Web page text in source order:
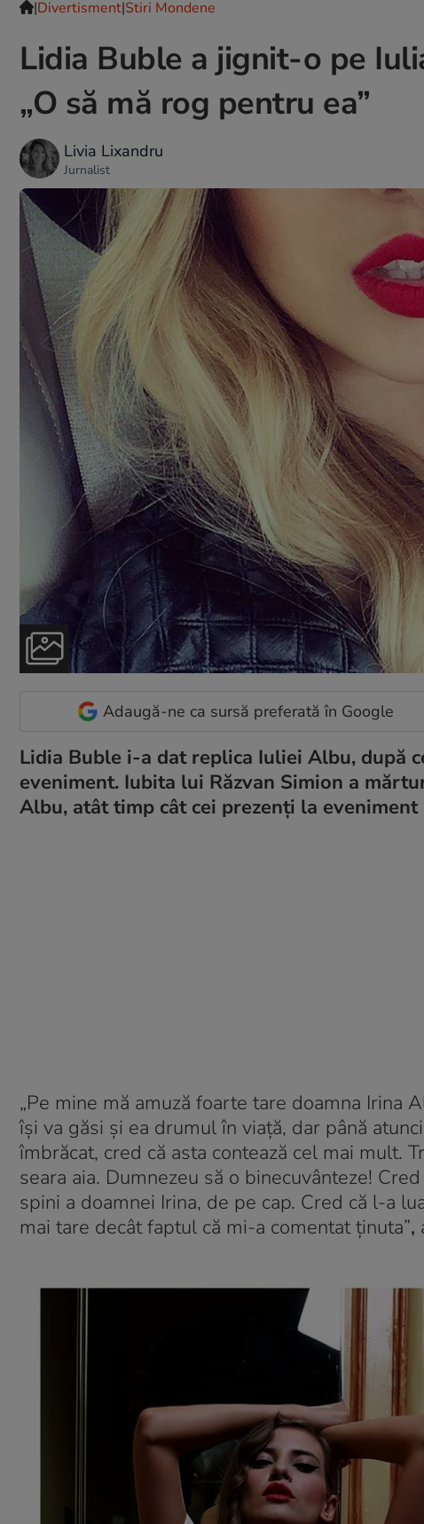
|Divertisment|Stiri Mondene
Lidia Buble a jignit-o pe
„O să mă rog pentru ea”
Livia Lixandru
Jurnalist
Adaugă-ne ca sursă preferată în Google
Lidia Buble i-a dat replica Iuliei Albu, după
eveniment. Iubita lui Răzvan Simion a
Albu, atât timp cât cei prezenţi la
„Pe mine mă amuză foarte tare doamna Irina
îşi va găsi şi ea drumul în viaţă, dar până
îmbrăcat, cred că asta contează cel mai mult.
seara aia. Dumnezeu să o binecuvânteze!
spini a doamnei Irina, de pe cap. Cred că l-a
mai tare decât faptul că mi-a comentat ţinuta”,